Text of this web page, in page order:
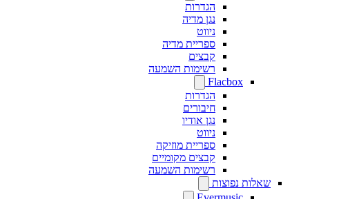
הגדרות
נגן מדיה
ניווט
ספריית מדיה
קבצים
רשימות השמעה
Flacbox
הגדרות
חיבורים
נגן אודיו
ניווט
ספריית מוזיקה
קבצים מקומיים
רשימות השמעה
שאלות נפוצות